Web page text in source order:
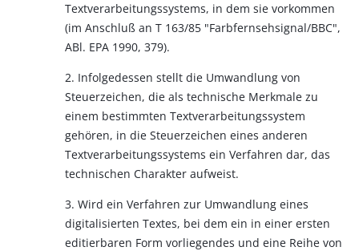
Textverarbeitungssystems, in dem sie vorkommen
(im Anschluß an T 163/85 "Farbfernsehsignal/BBC",
ABl. EPA 1990, 379).
2. Infolgedessen stellt die Umwandlung von
Steuerzeichen, die als technische Merkmale zu
einem bestimmten Textverarbeitungssystem
gehören, in die Steuerzeichen eines anderen
Textverarbeitungssystems ein Verfahren dar, das
technischen Charakter aufweist.
3. Wird ein Verfahren zur Umwandlung eines
digitalisierten Textes, bei dem ein in einer ersten
editierbaren Form vorliegendes und eine Reihe von